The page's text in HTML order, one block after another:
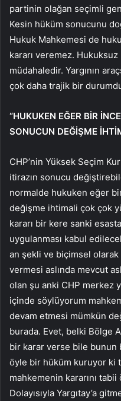
partinin olağan seçimli
Kesin hüküm sonucunu
Hukuk Mahkemesi de
kararı veremez.
müdahaledir. Yargının
çok daha trajik bir
“HUKUKEN EĞER BİR
SONUCUN DEĞİŞME
CHP’nin Yüksek Seçim
itirazın sonucu
normalde hukuken eğer
değişme ihtimali çok çok
kararı bir kere sanki
uygulanması kabul
an şekli ve biçimsel olarak
vermesi aslında mevcut
olan şu anki CHP merkez
içinde söylüyorum
devam etmesi mümkün
burada. Evet, belki Bölge
bir karar verse bile bunun
öyle bir hüküm kuruyor ki
mahkemenin kararını
Dolayısıyla Yargıtay’a